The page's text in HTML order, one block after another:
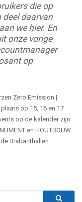
die op
deel daarvan
we hier. En
onze vorige
op
Zero Emission |
op 15, 16 en 17
op de kalender zijn
en HOUTBOUW
Brabanthallen.